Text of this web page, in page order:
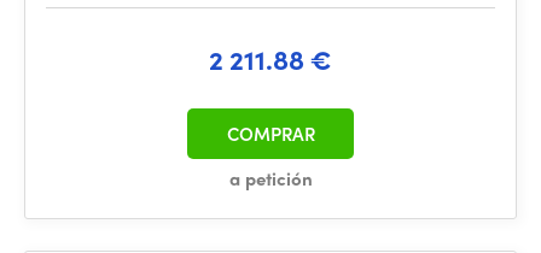
2 211.88 €
a petición
COMPRAR